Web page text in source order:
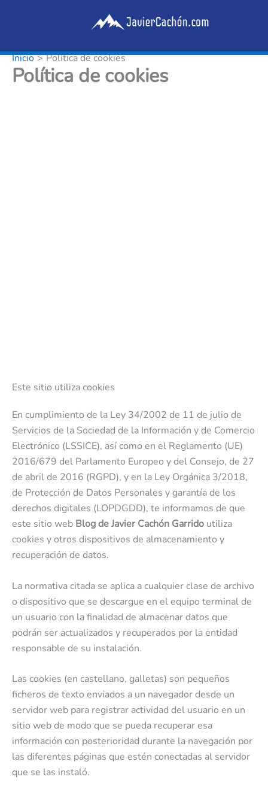
Inicio
Política de cookies
Política de cookies
Este sitio utiliza cookies
En cumplimiento de la Ley 34/2002 de 11 de julio de
Servicios de la Sociedad de la Información y de Comercio
Electrónico (LSSICE), así como en el Reglamento (UE)
2016/679 del Parlamento Europeo y del Consejo, de 27
de abril de 2016 (RGPD), y en la Ley Orgánica 3/2018,
de Protección de Datos Personales y garantía de los
derechos digitales (LOPDGDD), te informamos de que
este sitio web Blog de Javier Cachón Garrido utiliza
cookies y otros dispositivos de almacenamiento y
recuperación de datos.
La normativa citada se aplica a cualquier clase de archivo
o dispositivo que se descargue en el equipo terminal de
un usuario con la finalidad de almacenar datos que
podrán ser actualizados y recuperados por la entidad
responsable de su instalación.
Las cookies (en castellano, galletas) son pequeños
ficheros de texto enviados a un navegador desde un
servidor web para registrar actividad del usuario en un
sitio web de modo que se pueda recuperar esa
información con posterioridad durante la navegación por
las diferentes páginas que estén conectadas al servidor
que se las instaló.